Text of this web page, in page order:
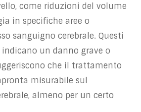
come riduzioni del volume
in specifiche aree o
sanguigno cerebrale. Questi
un danno grave o
che il trattamento
misurabile sul
almeno per un certo